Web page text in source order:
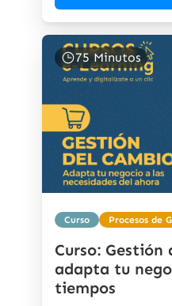
75 Minutos
Curso Procesos de
Curso: Gestión
adapta tu
tiempos